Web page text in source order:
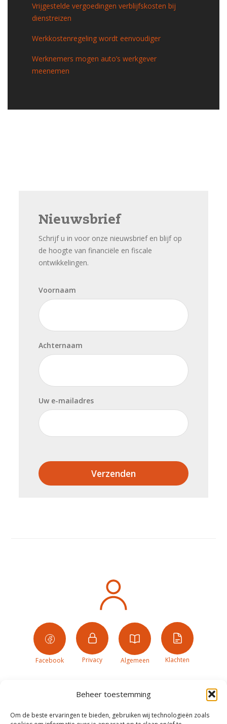
Beheer toestemming
Om de beste ervaringen te bieden, gebruiken wij technologieën zoals
Vrijgestelde vergoedingen verblijfskosten bij
dienstreizen
Werkkostenregeling wordt eenvoudiger
Werknemers mogen auto’s werkgever
meenemen
Nieuwsbrief
Schrijf u in voor onze nieuwsbrief en blijf op
de hoogte van financiële en fiscale
ontwikkelingen.
Voornaam
Achternaam
Uw e-mailadres
Verzenden
Facebook Privacy Algemeen Klachten